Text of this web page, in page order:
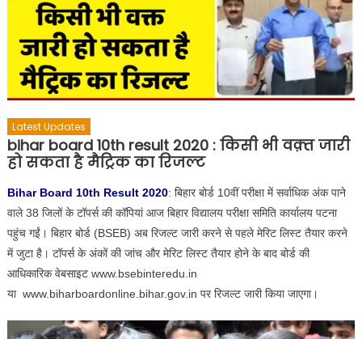
Latest Updates
bihar board 10th result 2020 : किसी भी वक़्त जारी
हो सकता है मैट्रिक का रिजल्ट
Bihar Board 10th Result 2020: बिहार बोर्ड 10वीं परीक्षा में सर्वाधिक अंक पाने
वाले 38 जिलों के टॉपर्स की कॉपियां आज बिहार विद्यालय परीक्षा समिति कार्यालय पटना
पहुंच गईं। बिहार बोर्ड (BSEB) अब रिजल्ट जारी करने से पहले मेरिट लिस्ट तैयार करने
में जुटा है। टॉपर्स के अंकों की जांच और मेरिट लिस्ट तैयार होने के बाद बोर्ड की
आधिकारिक वेबसाइट www.bsebinteredu.in
या www.biharboardonline.bihar.gov.in पर रिजल्ट जारी किया जाएगा।